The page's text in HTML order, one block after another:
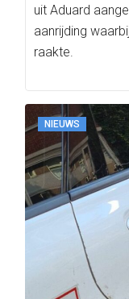
uit Aduard
aanrijding
raakte.
NIEUWS